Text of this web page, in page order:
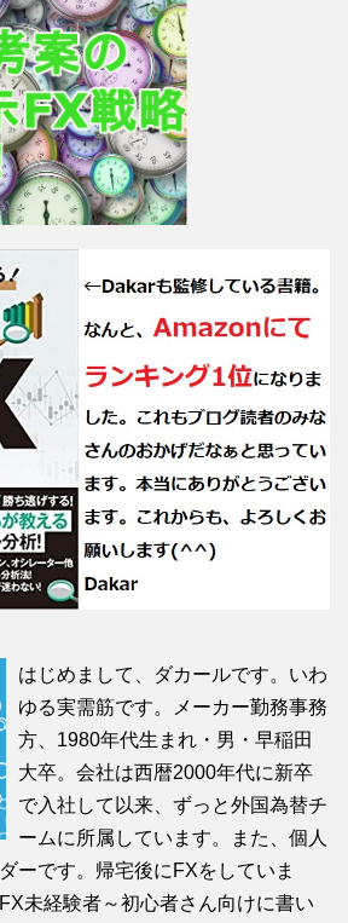
はじめまして、ダカールです。いわ
ゆる実需筋です。メーカー勤務事務
方、1980年代生まれ・男・早稲田
大卒。会社は西暦2000年代に新卒
で入社して以来、ずっと外国為替チ
ームに所属しています。また、個人
ーです。帰宅後にFXをしていま
未経験者～初心者さん向けに書い